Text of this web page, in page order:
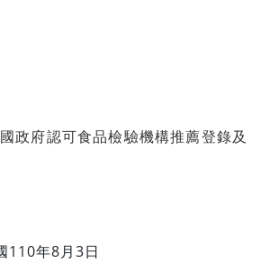
政府認可食品檢驗機構推薦登錄及
110年8月3日